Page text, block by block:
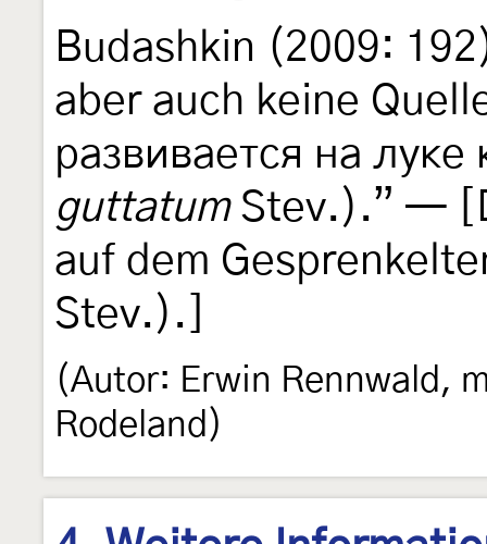
Budashkin (2009:
aber auch keine
развивается на
guttatumStev.).” —
auf dem
Stev.).]
(Autor: Erwin Rennwald,
Rodeland)